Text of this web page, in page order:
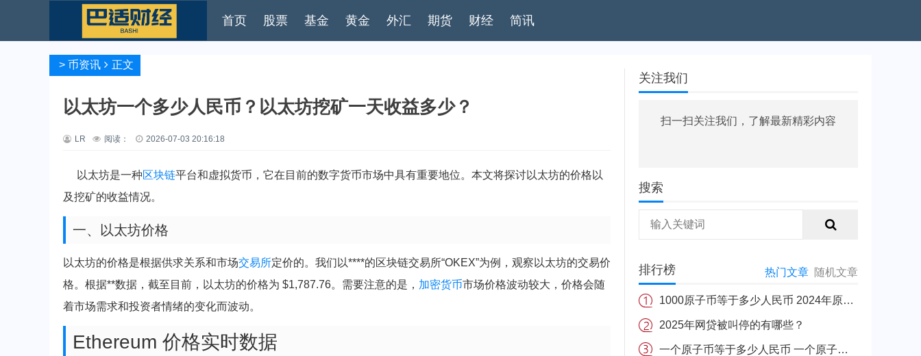
首页 股票 基金 黄金 外汇 期货 财经 简讯
> 币资讯 正文
以太坊一个多少人民币？以太坊挖矿一天收益多少？
LR 阅读： 2026-07-03 20:16:18
以太坊是一种区块链平台和虚拟货币，它在目前的数字货币市场中具有重要地位。本文将探讨以太坊的价格以
及挖矿的收益情况。
一、以太坊价格
以太坊的价格是根据供求关系和市场交易所定价的。我们以****的区块链交易所“OKEX”为例，观察以太坊的交易价
格。根据**数据，截至目前，以太坊的价格为 $1,787.76。需要注意的是， 加密货币市场价格波动较大，价格会随
着市场需求和投资者情绪的变化而波动。
Ethereum 价格实时数据
关注我们
扫一扫关注我们，了解最新精彩内容
搜索
排行榜 热门文章 随机文章
1000原子币等于多少人民币 2024年原子币最新价格介绍一览
2025年网贷被叫停的有哪些？
一个原子币等于多少人民币 一个原子币价格介绍